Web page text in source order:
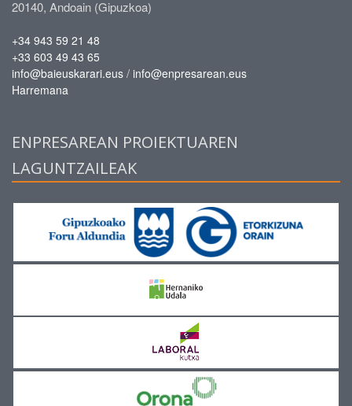
20140, Andoain (Gipuzkoa)
+34 943 59 21 48
+33 603 49 43 65
info@baieuskarari.eus / info@enpresarean.eus
Harremana
ENPRESAREAN PROIEKTUAREN
LAGUNTZAILEAK